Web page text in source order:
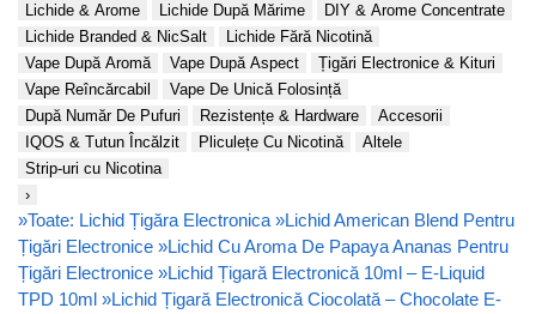
Lichide & Arome
Lichide După Mărime
DIY & Arome Concentrate
Lichide Branded & NicSalt
Lichide Fără Nicotină
Vape După Aromă
Vape După Aspect
Țigări Electronice & Kituri
Vape Reîncărcabil
Vape De Unică Folosință
După Număr De Pufuri
Rezistențe & Hardware
Accesorii
IQOS & Tutun Încălzit
Pliculețe Cu Nicotină
Altele
Strip-uri cu Nicotina
›
»Toate: Lichid Țigăra Electronica »Lichid American Blend Pentru
Țigări Electronice »Lichid Cu Aroma De Papaya Ananas Pentru
Țigări Electronice »Lichid Țigară Electronică 10ml – E-Liquid
TPD 10ml »Lichid Țigară Electronică Ciocolată – Chocolate E-